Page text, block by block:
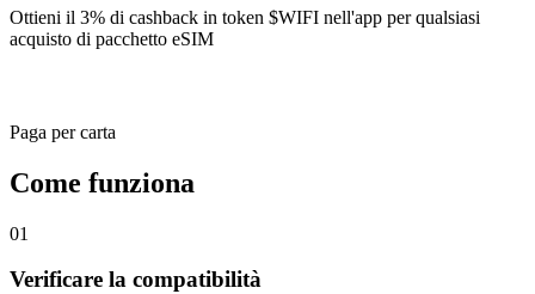
Ottieni il 3% di cashback in token $WIFI nell'app per qualsiasi
acquisto di pacchetto eSIM
Paga per carta
Come funziona
01
Verificare la compatibilità